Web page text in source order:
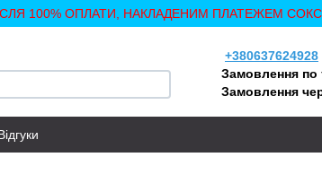
100% ОПЛАТИ, НАКЛАДЕНИМ ПЛАТЕЖЕМ
+380637624928
Замовлення
Замовлення